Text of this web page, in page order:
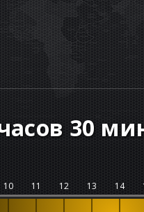
30
10 11 12 13 14